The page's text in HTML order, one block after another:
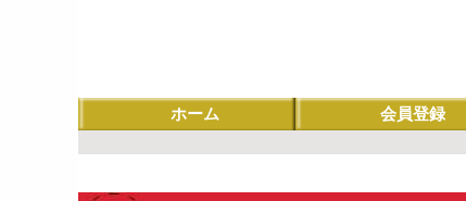
ホーム 会員登録